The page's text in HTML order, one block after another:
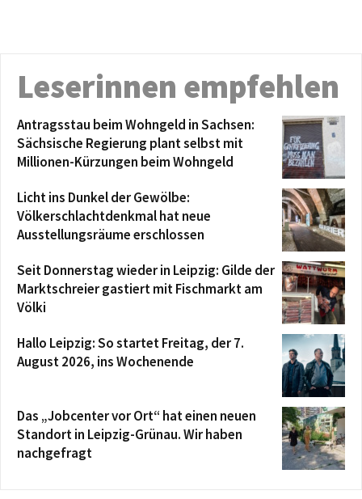
Leserinnen empfehlen
Antragsstau beim Wohngeld in Sachsen:
Sächsische Regierung plant selbst mit
Millionen-Kürzungen beim Wohngeld
Licht ins Dunkel der Gewölbe:
Völkerschlachtdenkmal hat neue
Ausstellungsräume erschlossen
Seit Donnerstag wieder in Leipzig: Gilde der
Marktschreier gastiert mit Fischmarkt am
Völki
Hallo Leipzig: So startet Freitag, der 7.
August 2026, ins Wochenende
Das „Jobcenter vor Ort“ hat einen neuen
Standort in Leipzig-Grünau. Wir haben
nachgefragt